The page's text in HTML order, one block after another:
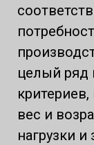
целый ряд
вес и
нагрузки